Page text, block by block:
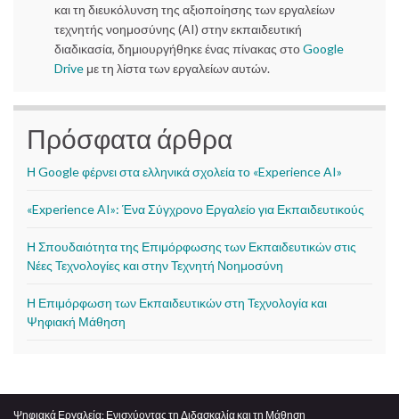
και τη διευκόλυνση της αξιοποίησης των εργαλείων
τεχνητής νοημοσύνης (AI) στην εκπαιδευτική
διαδικασία, δημιουργήθηκε ένας πίνακας στοGoogle
Drive με τη λίστα των εργαλείων αυτών.
Πρόσφατα άρθρα
Η Google φέρνει στα ελληνικά σχολεία το «Experience AI»
«Experience AI»: Ένα Σύγχρονο Εργαλείο για Εκπαιδευτικούς
Η Σπουδαιότητα της Επιμόρφωσης των Εκπαιδευτικών στις
Νέες Τεχνολογίες και στην Τεχνητή Νοημοσύνη
Η Επιμόρφωση των Εκπαιδευτικών στη Τεχνολογία και
Ψηφιακή Μάθηση
Ψηφιακά Εργαλεία: Ενισχύοντας τη Διδασκαλία και τη Μάθηση